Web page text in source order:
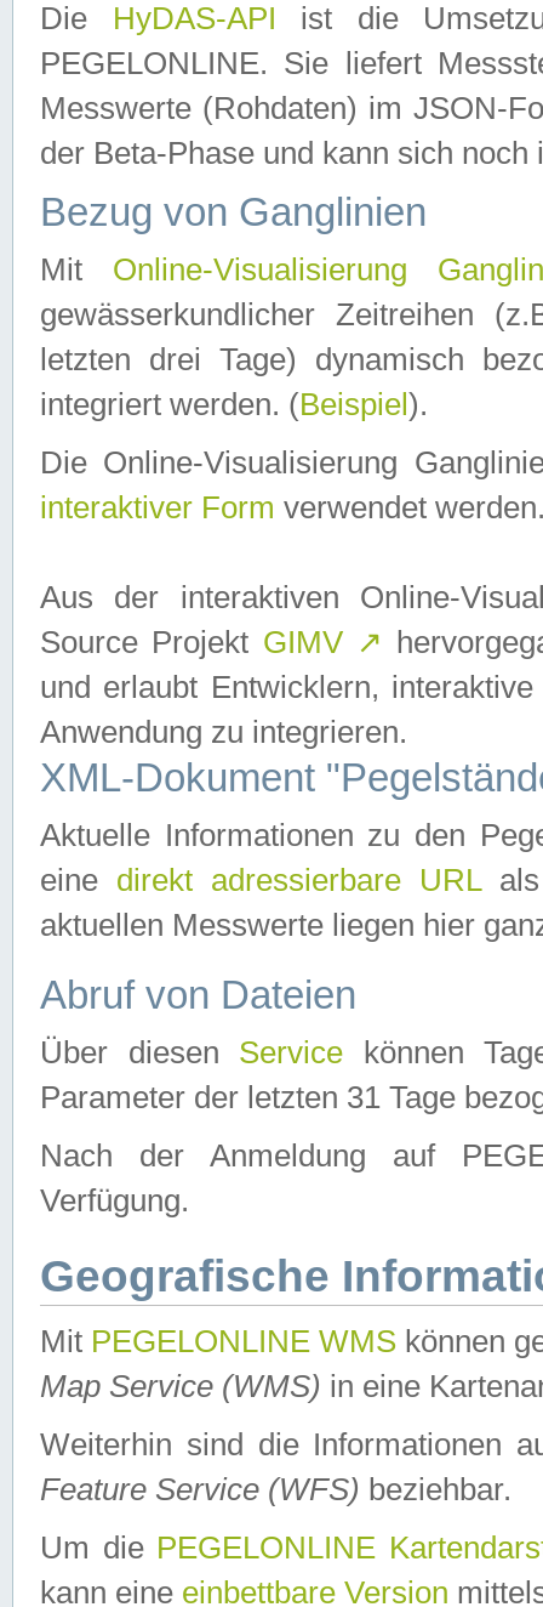
Die HyDAS-API ist die
PEGELONLINE. Sie liefert
Messwerte (Rohdaten) im JSON-
der Beta-Phase und kann sich noch
Bezug von Ganglinien
Mit Online-Visualisierung
gewässerkundlicher Zeitreihen
letzten drei Tage) dynamisch
integriert werden. (Beispiel ).
Die Online-Visualisierung
interaktiver Form verwendet
Aus der interaktiven Online-
Source Projekt GIMV ↗
und erlaubt Entwicklern,
Anwendung zu integrieren.
XML-Dokument
Aktuelle Informationen zu den
eine direkt adressierbare URLals
aktuellen Messwerte liegen hier
Abruf von Dateien
Über diesen Service können
Parameter der letzten 31 Tage
Nach der Anmeldung auf
Verfügung.
Geografische
Mit PEGELONLINE WMS können
Map Service (WMS) in eine
Weiterhin sind die Informationen
Feature Service (WFS) beziehbar.
Um die PEGELONLINE
kann eine einbettbare Version